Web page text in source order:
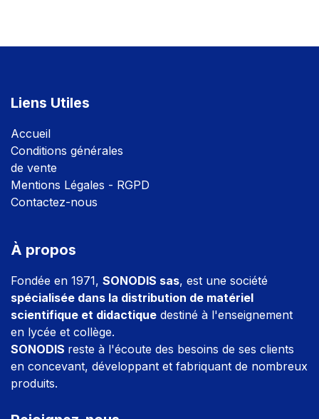
Liens Utiles
Accueil
Conditions générales
de vente
Mentions Légales - RGPD
Contactez-nous
À propos
Fondée en 1971, SONODIS sas, est une société
spécialisée dans la distribution de matériel
scientifique et didactique destiné à l'enseignement
en lycée et collège.
SONODIS reste à l'écoute des besoins de ses clients
en concevant, développant et fabriquant de nombreux
produits.